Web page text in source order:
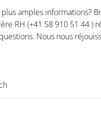
amples informations?
RH (+41 58 910 51 44 )
Nous nous